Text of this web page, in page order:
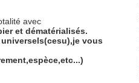
avec
et dématérialisés.
vous